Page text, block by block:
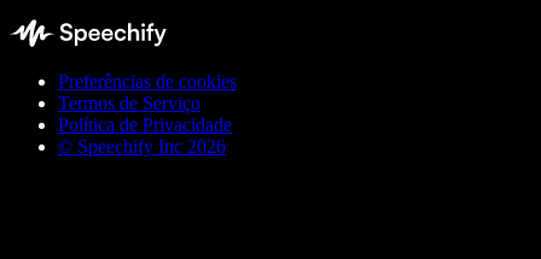
Preferências de cookies
Termos de Serviço
Política de Privacidade
© Speechify Inc 2026